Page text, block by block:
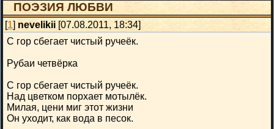
ПОЭЗИЯ ЛЮБВИ
[1] nevelikii [07.08.2011, 18:34]
С гор сбегает чистый ручеёк.
Рубаи четвёрка
С гор сбегает чистый ручеёк.
Над цветком порхает мотылёк.
Милая, цени миг этот жизни
Он уходит, как вода в песок.